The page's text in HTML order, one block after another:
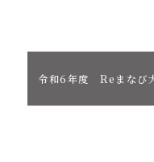
令和6年度 Reまなび